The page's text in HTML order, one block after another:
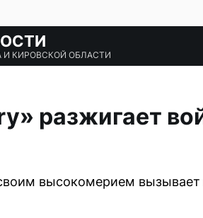
И КИРОВСКОЙ ОБЛАСТИ
разжигает
высокомерием